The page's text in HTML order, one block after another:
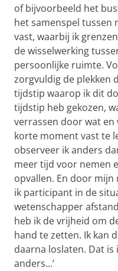
of bijvoorbeeld het
het samenspel tussen
vast, waarbij ik
de wisselwerking
persoonlijke ruimte.
zorgvuldig de plekken
tijdstip waarop ik dit
tijdstip heb gekozen,
verrassen door wat en
korte moment vast te
observeer ik anders
meer tijd voor nemen
opvallen. En door
ik participant in de
wetenschapper
heb ik de vrijheid om
hand te zetten. Ik kan
daarna loslaten. Dat is
anders...’